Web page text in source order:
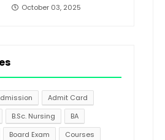
October 03, 2025
Admit Card
B.Sc. Nursing
BA
Board Exam
Courses